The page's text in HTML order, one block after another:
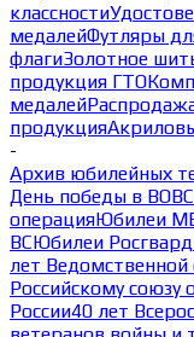
классности
медалейФутляры
флагиЗолотное
продукция ГТО
медалей
продукция
-
Архив юбилейных
День победы в ВОВ
операцияЮбилеи
ВСЮбилеи
лет
Российскому союзу
России40 лет